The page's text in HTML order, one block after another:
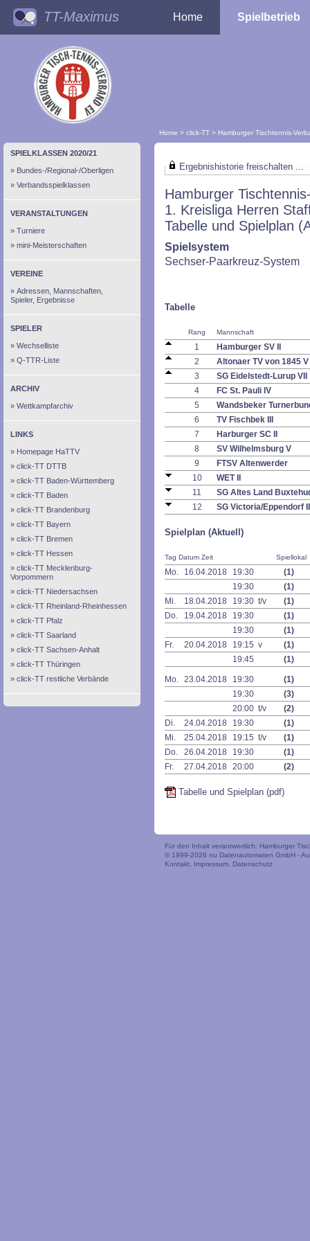
TT-Maximus Home Spielbetrieb
Home > click-TT > Hamburger Tischtennis-
SPIELKLASSEN 2020/21
Bundes-/Regional-/Oberligen
Verbandsspielklassen
VERANSTALTUNGEN
Turniere
mini-Meisterschaften
VEREINE
Adressen, Mannschaften,
Spieler, Ergebnisse
SPIELER
Wechselliste
Q-TTR-Liste
ARCHIV
Wettkampfarchiv
LINKS
Homepage HaTTV
click-TT DTTB
click-TT Baden-Württemberg
click-TT Baden
click-TT Brandenburg
click-TT Bayern
click-TT Bremen
click-TT Hessen
click-TT Mecklenburg-
Vorpommern
click-TT Niedersachsen
click-TT Rheinland-Rheinhessen
click-TT Pfalz
click-TT Saarland
click-TT Sachsen-Anhalt
click-TT Thüringen
click-TT restliche Verbände
Ergebnishistorie freischalten ...
Hamburger
1. Kreisliga Herren
Tabelle und Spielplan
Spielsystem
Sechser-Paarkreuz-System
Tabelle
Rang Mannschaft
1
Hamburger SV II
2
Altonaer TV von 1845 V
3
SG Eidelstedt-Lurup VII
4
FC St. Pauli IV
5
Wandsbeker
6
TV Fischbek III
7
Harburger SC II
8
SV Wilhelmsburg V
9
FTSV Altenwerder
10
WET II
11
SG Altes Land
12
SG Victoria/Eppendorf II
Spielplan (Aktuell)
Tag Datum Zeit Spiellokal
Mo. 16.04.2018 19:30
(1)
19:30
(1)
Mi.
18.04.2018 19:30 t/v
(1)
Do.
19.04.2018 19:30
(1)
19:30
(1)
Fr.
20.04.2018 19:15 v
(1)
19:45
(1)
Mo. 23.04.2018 19:30
(1)
19:30
(3)
20:00 t/v
(2)
Di.
24.04.2018 19:30
(1)
Mi.
25.04.2018 19:15 t/v
(1)
Do.
26.04.2018 19:30
(1)
Fr.
27.04.2018 20:00 (2)
Tabelle und Spielplan (pdf)
Für den Inhalt verantwortlich: Hamburger
© 1999-2026 nu Datenautomaten GmbH -
Kontakt
Impressum Datenschutz